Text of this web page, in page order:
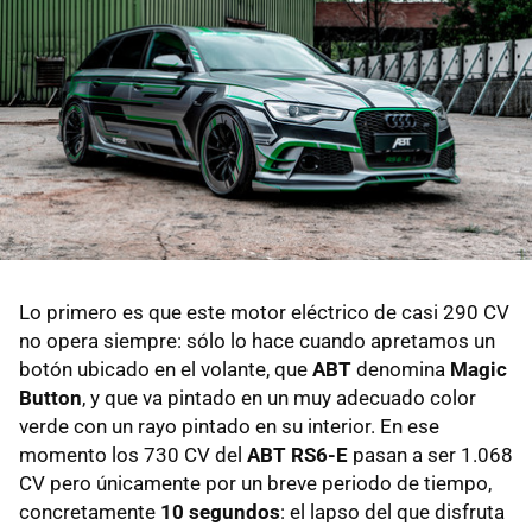
Lo primero es que este motor eléctrico de casi 290 CV
no opera siempre: sólo lo hace cuando apretamos un
botón ubicado en el volante, que ABT denomina Magic
Button, y que va pintado en un muy adecuado color
verde con un rayo pintado en su interior. En ese
momento los 730 CV del ABT RS6-E pasan a ser 1.068
CV pero únicamente por un breve periodo de tiempo,
concretamente 10 segundos: el lapso del que disfruta